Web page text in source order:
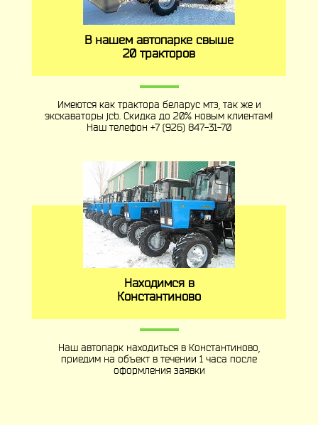
В нашем автопарке свыше
20 тракторов
Имеются как трактора беларус мтз, так же и
экскаваторы jcb. Скидка до 20% новым клиентам!
Наш телефон +7 (926) 847-31-70
Находимся в
Константиново
Наш автопарк находиться в Константиново,
приедим на объект в течении 1 часа после
оформления заявки